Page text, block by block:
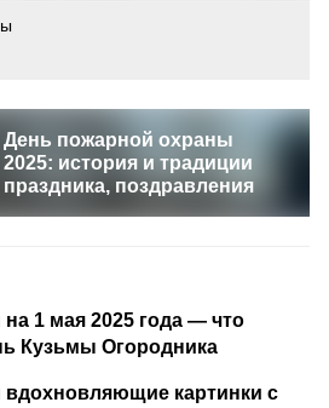
День пожарной охраны
2025: история и традиции
праздника, поздравления
1 мая 2025 года — что
Кузьмы Огородника
картинки с